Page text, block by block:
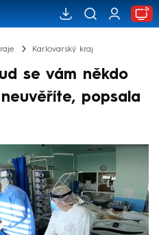
Karlovarský kraj
se vám někdo
popsala